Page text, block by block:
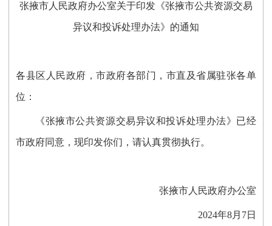
张掖市人民政府办公室关于印发《张掖市公共资源交易
异议和投诉处理办法》的通知
各县区人民政府，市政府各部门，市直及省属驻张各单
位 ：
《张掖市公共资源交易异议和投诉处理办法》已经
市政府同意，现印发你们，请认真贯彻执行。
张掖市人民政府办公室
2024年8月7日